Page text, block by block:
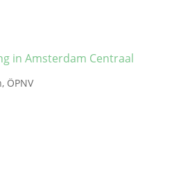
in Amsterdam Centraal
, ÖPNV